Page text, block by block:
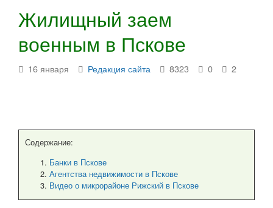
Жилищный заем
военным в Пскове
16 января Редакция сайта 8323 0 2
Содержание:
Банки в Пскове
Агентства недвижимости в Пскове
Видео о микрорайоне Рижский в Пскове